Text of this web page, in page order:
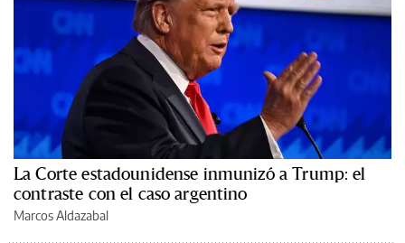
La Corte estadounidense inmunizó a Trump: el
contraste con el caso argentino
Marcos Aldazabal